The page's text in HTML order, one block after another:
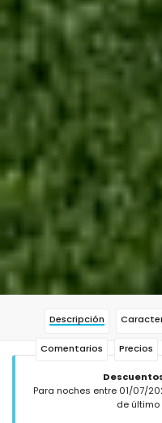
Descripción
Comentarios Precios
Para noches entre 01/07/
de último